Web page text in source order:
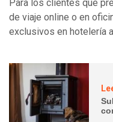
Para los clientes que
de viaje online o en
exclusivos en hotelería